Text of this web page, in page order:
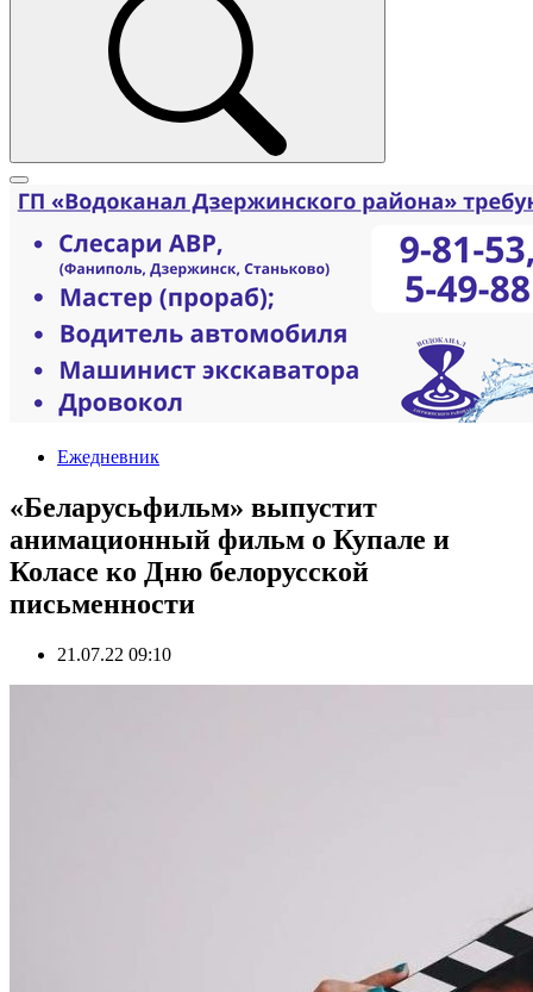
Ежедневник
«Беларусьфильм» выпустит
анимационный фильм о Купале и
Коласе ко Дню белорусской
письменности
21.07.22 09:10